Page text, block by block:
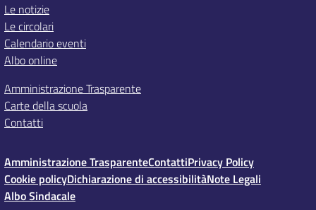
Le notizie
Le circolari
Calendario eventi
Albo online
Amministrazione Trasparente
Carte della scuola
Contatti
Amministrazione TrasparenteContattiPrivacy Policy
Cookie policyDichiarazione di accessibilitàNote Legali
Albo Sindacale